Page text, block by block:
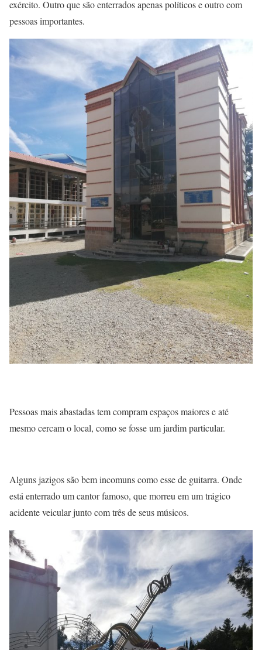
exército. Outro que são enterrados apenas políticos e outro com
pessoas importantes.
Pessoas mais abastadas tem compram espaços maiores e até
mesmo cercam o local, como se fosse um jardim particular.
Alguns jazigos são bem incomuns como esse de guitarra. Onde
está enterrado um cantor famoso, que morreu em um trágico
acidente veicular junto com três de seus músicos.